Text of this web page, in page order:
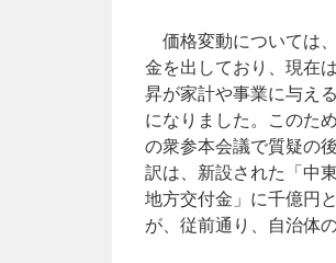
価格変動については
金を出しており、現在
昇が家計や事業に与え
になりました。このた
の衆参本会議で質疑の
訳は、新設された「中
地方交付金」に千億円
が、従前通り、自治体